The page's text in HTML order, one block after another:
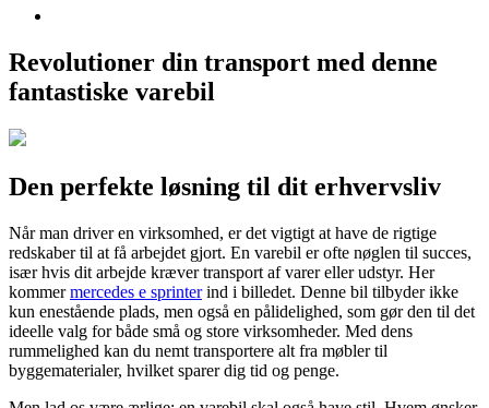
Revolutioner din transport med denne
fantastiske varebil
Den perfekte løsning til dit erhvervsliv
Når man driver en virksomhed, er det vigtigt at have de rigtige
redskaber til at få arbejdet gjort. En varebil er ofte nøglen til succes,
især hvis dit arbejde kræver transport af varer eller udstyr. Her
kommermercedes e sprinterind i billedet. Denne bil tilbyder ikke
kun enestående plads, men også en pålidelighed, som gør den til det
ideelle valg for både små og store virksomheder. Med dens
rummelighed kan du nemt transportere alt fra møbler til
byggematerialer, hvilket sparer dig tid og penge.